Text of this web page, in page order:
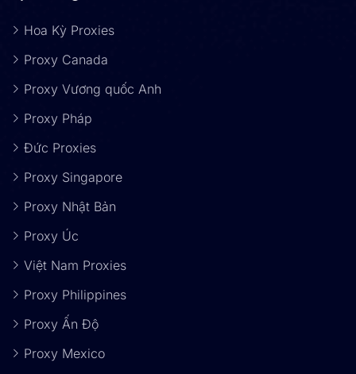
Hoa Kỳ Proxies
Proxy Canada
Proxy Vương quốc Anh
Proxy Pháp
Đức Proxies
Proxy Singapore
Proxy Nhật Bản
Proxy Úc
Việt Nam Proxies
Proxy Philippines
Proxy Ấn Độ
Proxy Mexico